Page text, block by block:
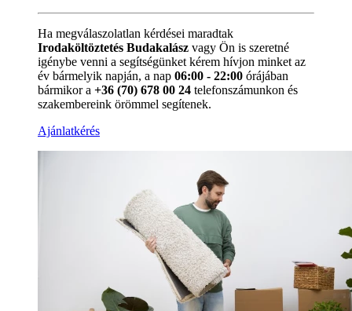
Ha megválaszolatlan kérdései maradtak
Irodaköltöztetés Budakalász vagy Ön is szeretné
igénybe venni a segítségünket kérem hívjon minket az
év bármelyik napján, a nap 06:00 - 22:00 órájában
bármikor a +36 (70) 678 00 24 telefonszámunkon és
szakembereink örömmel segítenek.
Ajánlatkérés